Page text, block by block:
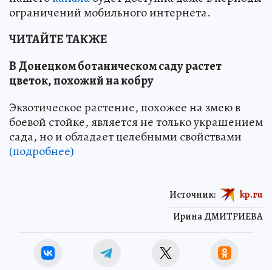
ограничений мобильного интернета.
ЧИТАЙТЕ ТАКЖЕ
В Донецком ботаническом саду растет
цветок, похожий на кобру
Экзотическое растение, похожее на змею в
боевой стойке, является не только украшением
сада, но и обладает целебными свойствами
(подробнее)
Ирина ДМИТРИЕВА
Источник: kp.ru